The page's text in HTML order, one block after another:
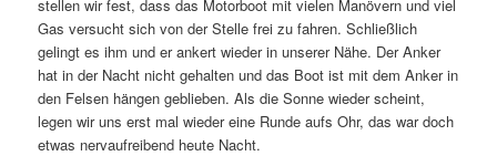
stellen wir fest, dass das Motorboot mit vielen Manövern und viel
Gas versucht sich von der Stelle frei zu fahren. Schließlich
gelingt es ihm und er ankert wieder in unserer Nähe. Der Anker
hat in der Nacht nicht gehalten und das Boot ist mit dem Anker in
den Felsen hängen geblieben. Als die Sonne wieder scheint,
legen wir uns erst mal wieder eine Runde aufs Ohr, das war doch
etwas nervaufreibend heute Nacht.